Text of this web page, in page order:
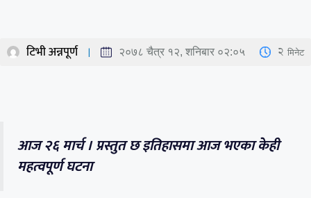
टिभी अन्नपूर्ण २०७८ चैत्र १२, शनिबार ०२:०५ 2 मिनेट
आज २६ मार्च । प्रस्तुत छ इतिहासमा आज भएका केही
महत्वपूर्ण घटना